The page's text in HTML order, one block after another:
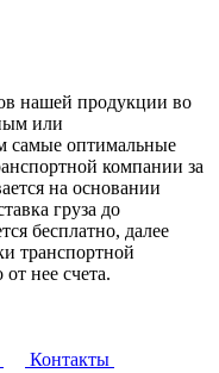
нашей продукции во
или
самые оптимальные
компании за
на основании
груза до
бесплатно, далее
транспортной
нее счета.
Контакты